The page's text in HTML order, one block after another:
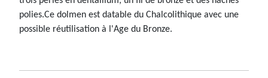
polies.Ce dolmen est datable du Chalcolithique avec une
possible réutilisation à l'Age du Bronze.